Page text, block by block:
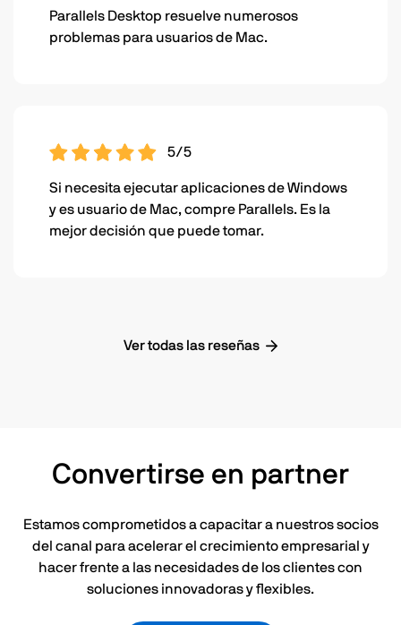
Parallels Desktop resuelve numerosos
problemas para usuarios de Mac.
5/5
Si necesita ejecutar aplicaciones de Windows
y es usuario de Mac, compre Parallels. Es la
mejor decisión que puede tomar.
Ver todas las reseñas
Convertirse en partner
Estamos comprometidos a capacitar a nuestros socios
del canal para acelerar el crecimiento empresarial y
hacer frente a las necesidades de los clientes con
soluciones innovadoras y flexibles.